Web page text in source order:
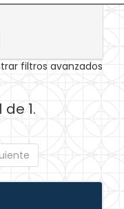
filtros avanzados
1.